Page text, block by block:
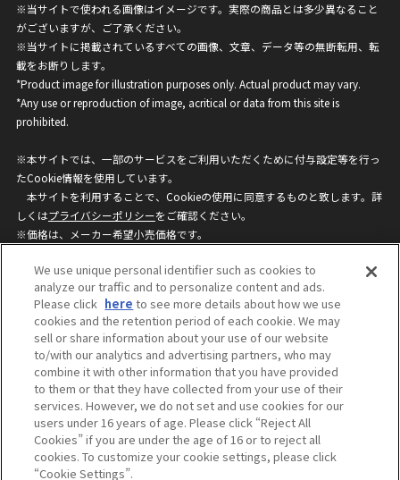
※当サイトで使われる画像はイメージです。実際の商品とは多少異なること
がございますが、ご了承ください。
※当サイトに掲載されているすべての画像、文章、データ等の無断転用、転
載をお断りします。
*Product image for illustration purposes only. Actual product may vary.
*Any use or reproduction of image, acritical or data from this site is
prohibited.
※本サイトでは、一部のサービスをご利用いただくために付与設定等を行っ
たCookie情報を使用しています。
本サイトを利用することで、Cookieの使用に同意するものと致します。詳
しくはプライバシーポリシーをご確認ください。
※価格は、メーカー希望小売価格です。
ざいますのでご了承ください。
privacypolicy
Do Not Sell or Share My
Personal Information
ウェブサイトご利用条件
ソーシャルメディアポリシー
個人情報保護方針
お問い合わせ
©BANDAI
We use unique personal identifier such as cookies to
analyze our traffic and to personalize content and ads.
Please click here to see more details about how we use
cookies and the retention period of each cookie. We may
sell or share information about your use of our website
to/with our analytics and advertising partners, who may
combine it with other information that you have provided
to them or that they have collected from your use of their
services. However, we do not set and use cookies for our
users under 16 years of age. Please click “Reject All
Cookies” if you are under the age of 16 or to reject all
cookies. To customize your cookie settings, please click
“Cookie Settings”.